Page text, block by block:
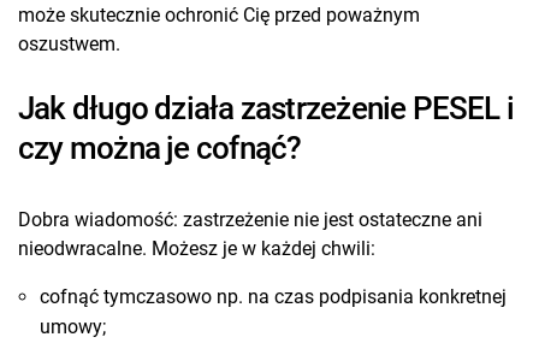
może skutecznie ochronić Cię przed poważnym
oszustwem.
Jak długo działa zastrzeżenie PESEL i
czy można je cofnąć?
Dobra wiadomość: zastrzeżenie nie jest ostateczne ani
nieodwracalne. Możesz je w każdej chwili:
cofnąć tymczasowo np. na czas podpisania konkretnej
umowy;